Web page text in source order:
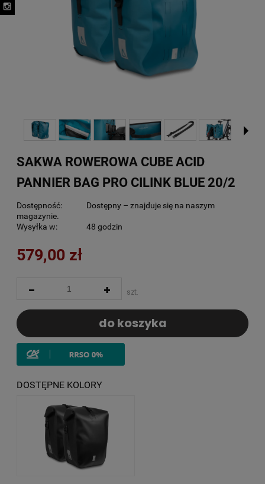
SAKWA ROWEROWA CUBE ACID
PANNIER BAG PRO CILINK BLUE 20/2
Dostępność:
Dostępny – znajduje się na naszym
magazynie.
Wysyłka w:
48 godzin
579,00 zł
- + szt.
do koszyka
DOSTĘPNE KOLORY